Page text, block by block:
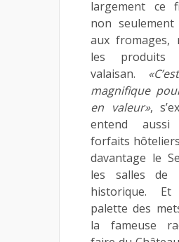
largement ce
non
aux fromages,
les produits
valaisan.
magnifique
en valeur»,
entend
forfaits
davantage le
les salles de
historique.
palette des
la fameuse